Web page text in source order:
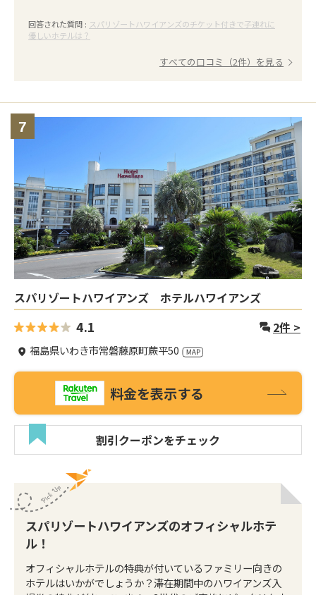
回答された質問 : スパリゾートハワイアンズのチケット付きで子連れに
優しいホテルは？
すべての口コミ（2件）を見る
7
スパリゾートハワイアンズ ホテルハワイアンズ
4.1 2件 >
福島県いわき市常磐藤原町蕨平50
料金を表示する
割引クーポンをチェック
スパリゾートハワイアンズのオフィシャルホテ
ル！
オフィシャルホテルの特典が付いているファミリー向きの
ホテルはいかがでしょうか？滞在期間中のハワイアンズ入